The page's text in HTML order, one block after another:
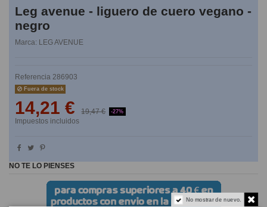
Leg avenue - liguero de cuero vegano -
negro
Marca: LEG AVENUE
Referencia 286903
Fuera de stock
14,21 € 19,47 € -27%
Impuestos incluidos
NO TE LO PIENSES
No mostrar de nuevo.